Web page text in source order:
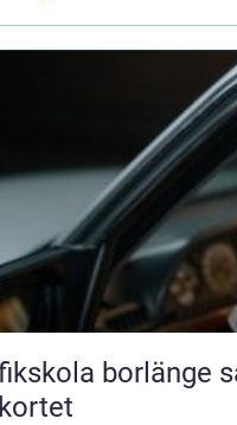
borlänge så väljer du rätt väg till